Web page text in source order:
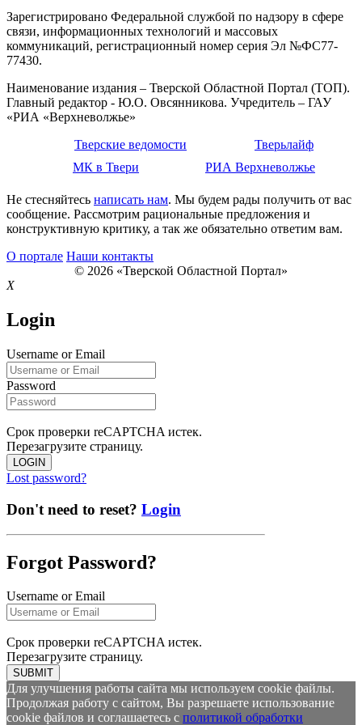
Зарегистрировано Федеральной службой по надзору в сфере
связи, информационных технологий и массовых
коммуникаций, регистрационный номер серия Эл №ФС77-
77430.
Наименование издания – Тверской Областной Портал (ТОП).
Главный редактор - Ю.О. Овсянникова. Учредитель – ГАУ
«РИА «Верхневолжье»
Тверские ведомости
Тверьлайф
МК в Твери
РИА Верхневолжье
Не стесняйтесь написать нам. Мы будем рады получить от вас
сообщение. Рассмотрим рациональные предложения и
конструктивную критику, а так же обязательно ответим вам.
О портале Наши контакты
© 2026 «Тверской Областной Портал»
X
Login
Username or Email
Password
Срок проверки reCAPTCHA истек.
Перезагрузите страницу.
LOGIN
Lost password?
Don't need to reset? Login
Forgot Password?
Username or Email
Срок проверки reCAPTCHA истек.
Перезагрузите страницу.
SUBMIT
Для улучшения работы сайта мы используем cookie файлы.
Продолжая работу с сайтом, Вы разрешаете использование
cookie файлов и соглашаетесь с политикой обработки